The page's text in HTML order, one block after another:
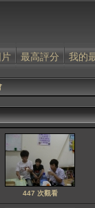
最高評分 我的
447 次觀看